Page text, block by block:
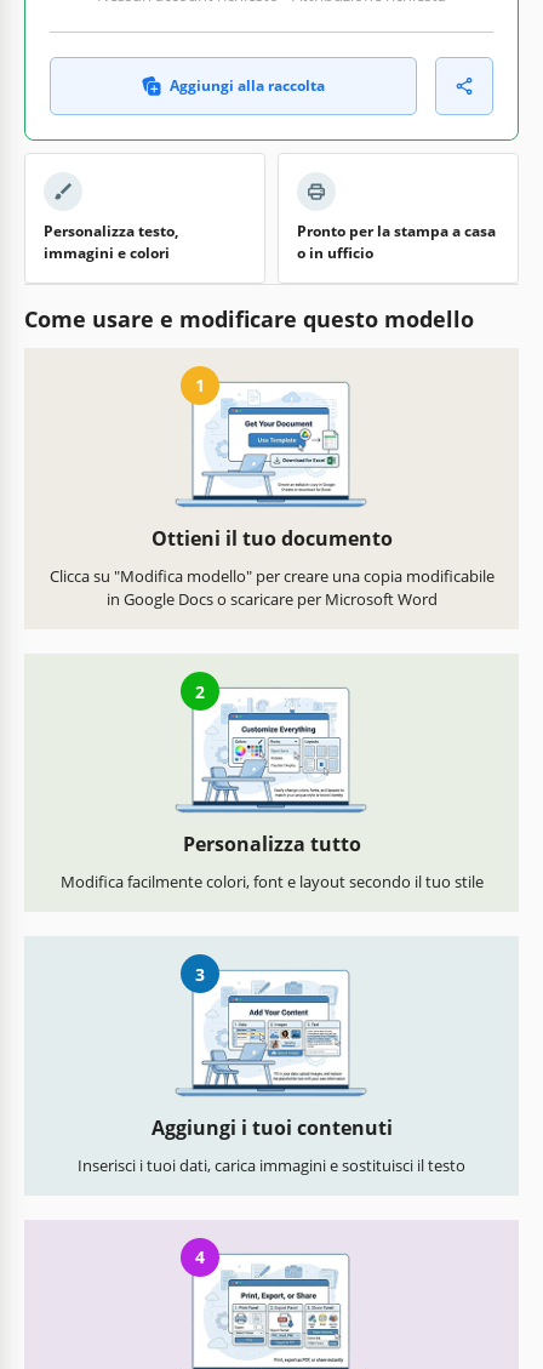
Aggiungi alla raccolta
Personalizza testo,
immagini e colori
Pronto per la stampa a casa
o in ufficio
Come usare e modificare questo modello
1
Ottieni il tuo documento
Clicca su "Modifica modello" per creare una copia modificabile
in Google Docs o scaricare per Microsoft Word
2
Personalizza tutto
Modifica facilmente colori, font e layout secondo il tuo stile
3
Aggiungi i tuoi contenuti
Inserisci i tuoi dati, carica immagini e sostituisci il testo
4